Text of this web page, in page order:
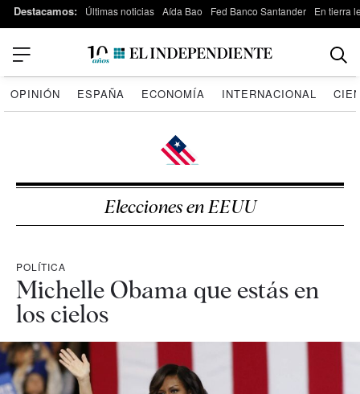
Destacamos: Últimas noticias Aída Bao Fed Banco Santander En tierra
OPINIÓN ESPAÑA ECONOMÍA INTERNACIONAL
Elecciones en EEUU
POLÍTICA
Michelle Obama que estás en
los cielos